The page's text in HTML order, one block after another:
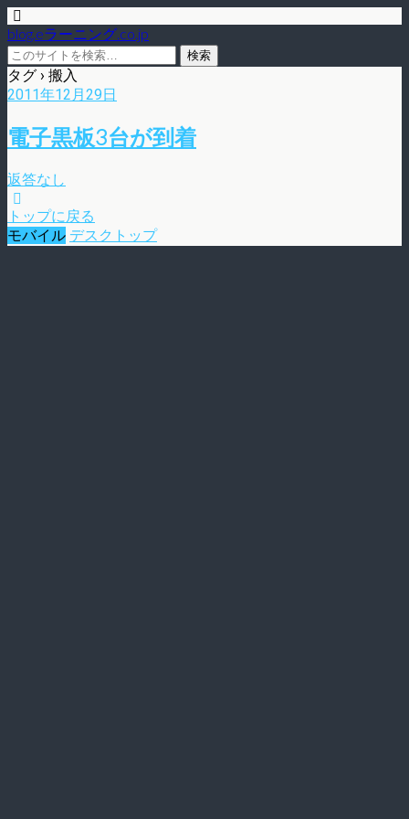
blog.eラーニング.co.jp
タグ › 搬入
2011年12月29日
電子黒板3台が到着
返答なし
トップに戻る
モバイル デスクトップ